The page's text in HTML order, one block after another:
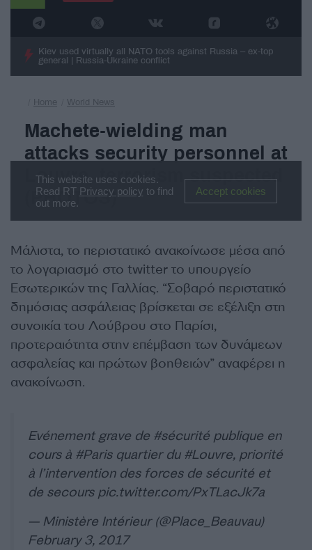
Μάλιστα, το περιστατικό ανακοίνωσε μέσα από
το λογαριασμό στο twitter το υπουργείο
Εσωτερικών της Γαλλίας. “Σοβαρό περιστατικό
δημόσιας ασφάλειας βρίσκεται σε εξέλιξη στη
συνοικία του Λούβρου στο Παρίσι,
προτεραιότητα στην επέμβαση των δυνάμεων
ασφαλείας και πρώτων βοηθειών” αναφέρει η
ανακοίνωση.
Evénement grave de #sécurité publique en
cours à #Parisquartier du #Louvre, priorité
à l’intervention des forces de sécurité et
de secours pic.twitter.com/PxTLacJk7a
— Ministère Intérieur (@Place_Beauvau)
February 3, 2017